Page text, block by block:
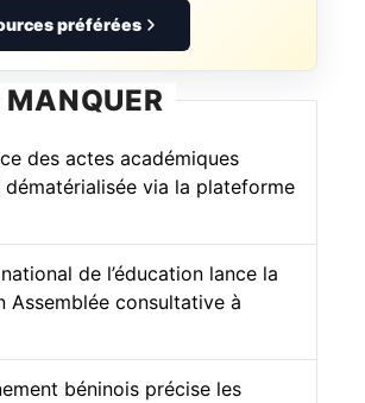
préférées
des actes académiques
dématérialisée via la plateforme
de l’éducation lance la
Assemblée consultative à
béninois précise les